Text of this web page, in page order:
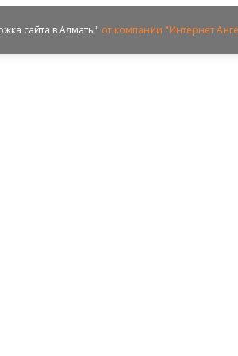
сайта в Алматы" от компании "Интернет